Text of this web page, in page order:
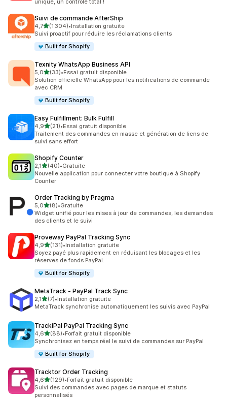
unique, un contrôle total !
Suivi de commande AfterShip
4,7étoile(s) sur 5
(1 304)
1304 avis au total
•Installation gratuite
Suivi proactif pour réduire les réclamations clients
Built for Shopify
Texnity WhatsApp Business API
5,0étoile(s) sur 5
(33)
33 avis au total
•Essai gratuit disponible
Solution officielle WhatsApp pour les notifications de commande
avec CRM
Built for Shopify
Easy Fulfillment: Bulk Fulfill
4,9étoile(s) sur 5
(21)
21 avis au total
•Essai gratuit disponible
Traitement des commandes en masse et génération de liens de
suivi sans effort
Shopify Counter
2,1étoile(s) sur 5
(40)
40 avis au total
•Gratuite
Nouvelle application pour connecter votre boutique à Shopify
Counter
Order Tracking by Pragma
5,0étoile(s) sur 5
(8)
8 avis au total
•Gratuite
Widget unifié pour les mises à jour de commandes, les demandes
des clients et le suivi
Proveway PayPal Tracking Sync
4,9étoile(s) sur 5
(131)
131 avis au total
•Installation gratuite
Soyez payé plus rapidement en réduisant les blocages et les
réserves de fonds PayPal.
Built for Shopify
MetaTrack ‑ PayPal Track Sync
2,1étoile(s) sur 5
(7)
7 avis au total
•Installation gratuite
MetaTrack synchronise automatiquement les suivis avec PayPal
TrackiPal PayPal Tracking Sync
4,6étoile(s) sur 5
(88)
88 avis au total
•Forfait gratuit disponible
Synchronisez en temps réel le suivi de commandes sur PayPal
Built for Shopify
Tracktor Order Tracking
4,6étoile(s) sur 5
(129)
129 avis au total
•Forfait gratuit disponible
Suivi des commandes avec pages de marque et statuts
personnalisés